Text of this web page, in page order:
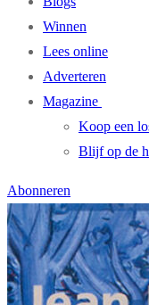
Winnen
Lees online
Adverteren
Magazine
Koop een
Blijf op de
Abonneren